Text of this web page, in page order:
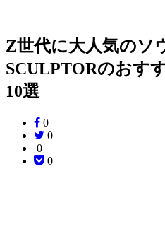
Z世代に大人気のソ
SCULPTORのおす
10選
0
0
0
0